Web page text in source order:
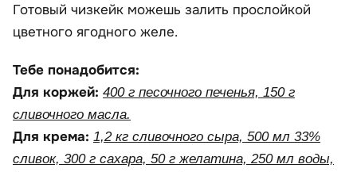
Готовый чизкейк можешь залить прослойкой
цветного ягодного желе.
Тебе понадобится:
Для коржей: 400 г песочного печенья, 150 г
сливочного масла.
Для крема: 1,2 кг сливочного сыра, 500 мл 33%
сливок, 300 г сахара, 50 г желатина, 250 мл воды,